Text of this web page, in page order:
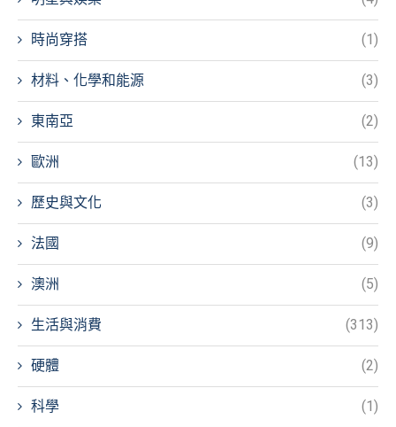
時尚穿搭 (1)
材料、化學和能源 (3)
東南亞 (2)
歐洲 (13)
歷史與文化 (3)
法國 (9)
澳洲 (5)
生活與消費 (313)
硬體 (2)
科學 (1)